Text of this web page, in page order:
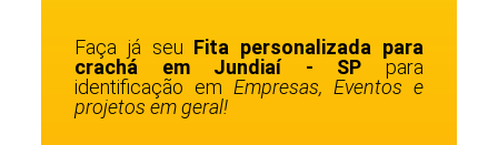
Faça já seu Fita personalizada para
crachá em Jundiaí - SP para
identificação em Empresas, Eventos e
projetos em geral!